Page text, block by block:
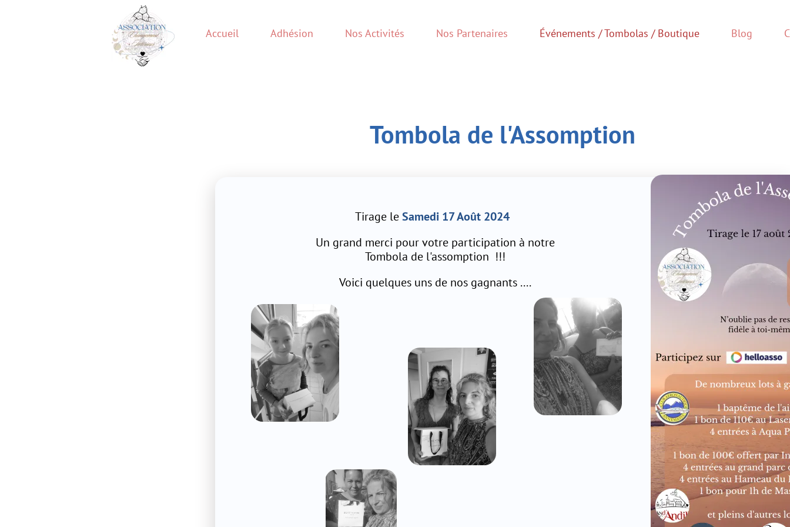
Accueil Adhésion Nos Activités Nos Partenaires Événements / Tombolas / Boutique Blog Contact
Tombola de l'Assomption
Samedi 17 Août 2024
Un grand merci pour votre participation à notre
Tombola de l'assomption !!!
Voici quelques uns de nos gagnants ....